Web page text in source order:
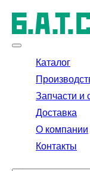
Каталог
Запчасти и
Доставка
О компании
Контакты